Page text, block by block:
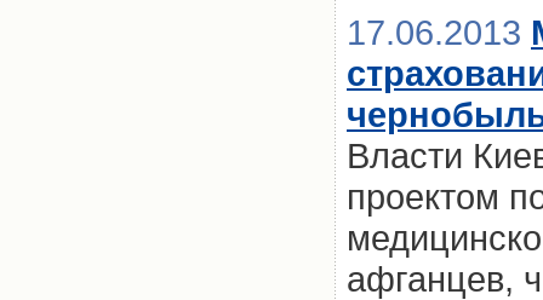
17.06.2013
Власти
проектом
афганцев,